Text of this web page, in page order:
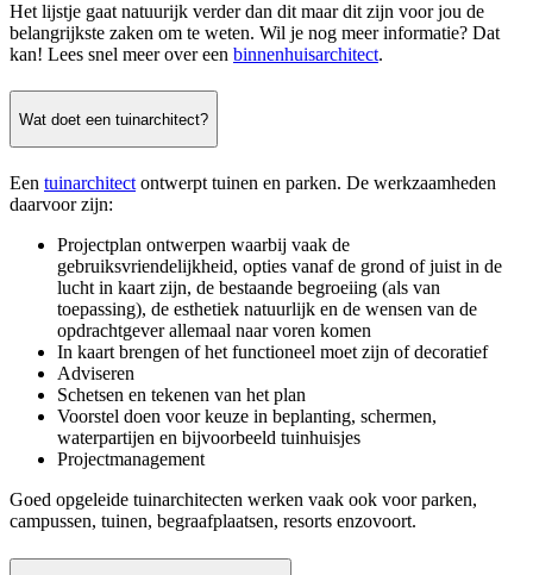
Het lijstje gaat natuurijk verder dan dit maar dit zijn voor jou de
belangrijkste zaken om te weten. Wil je nog meer informatie? Dat
kan! Lees snel meer over een binnenhuisarchitect.
Wat doet een tuinarchitect?
Een tuinarchitect ontwerpt tuinen en parken. De werkzaamheden
daarvoor zijn:
Projectplan ontwerpen waarbij vaak de
gebruiksvriendelijkheid, opties vanaf de grond of juist in de
lucht in kaart zijn, de bestaande begroeiing (als van
toepassing), de esthetiek natuurlijk en de wensen van de
opdrachtgever allemaal naar voren komen
In kaart brengen of het functioneel moet zijn of decoratief
Adviseren
Schetsen en tekenen van het plan
Voorstel doen voor keuze in beplanting, schermen,
waterpartijen en bijvoorbeeld tuinhuisjes
Projectmanagement
Goed opgeleide tuinarchitecten werken vaak ook voor parken,
campussen, tuinen, begraafplaatsen, resorts enzovoort.